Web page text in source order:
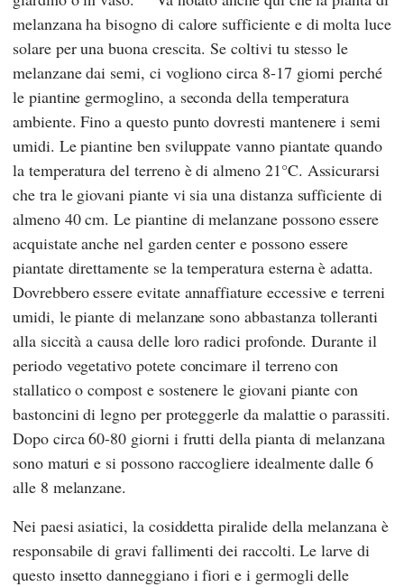
melanzana ha bisogno di calore sufficiente e di molta luce
solare per una buona crescita. Se coltivi tu stesso le
melanzane dai semi, ci vogliono circa 8-17 giorni perché
le piantine germoglino, a seconda della temperatura
ambiente. Fino a questo punto dovresti mantenere i semi
umidi. Le piantine ben sviluppate vanno piantate quando
la temperatura del terreno è di almeno 21°C. Assicurarsi
che tra le giovani piante vi sia una distanza sufficiente di
almeno 40 cm. Le piantine di melanzane possono essere
acquistate anche nel garden center e possono essere
piantate direttamente se la temperatura esterna è adatta.
Dovrebbero essere evitate annaffiature eccessive e terreni
umidi, le piante di melanzane sono abbastanza tolleranti
alla siccità a causa delle loro radici profonde. Durante il
periodo vegetativo potete concimare il terreno con
stallatico o compost e sostenere le giovani piante con
bastoncini di legno per proteggerle da malattie o parassiti.
Dopo circa 60-80 giorni i frutti della pianta di melanzana
sono maturi e si possono raccogliere idealmente dalle 6
alle 8 melanzane.
Nei paesi asiatici, la cosiddetta piralide della melanzana è
responsabile di gravi fallimenti dei raccolti. Le larve di
questo insetto danneggiano i fiori e i germogli delle